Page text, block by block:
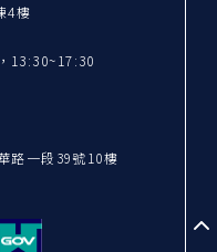
4樓
13:30~17:30
路一段39號10樓
至